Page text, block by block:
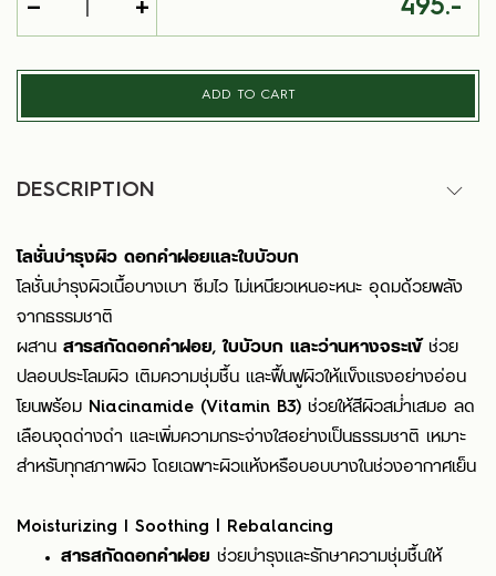
+ 495.-
ADD TO CART
DESCRIPTION
โลชั่นบำรุงผิว ดอกคำฝอยและใบบัวบก
โลชั่นบำรุงผิวเนื้อบางเบา ซึมไว ไม่เหนียวเหนอะหนะ อุดมด้วยพลัง
จากธรรมชาติ
ผสาน สารสกัดดอกคำฝอย, ใบบัวบก และว่านหางจระเข้ ช่วย
ปลอบประโลมผิว เติมความชุ่มชื้น และฟื้นฟูผิวให้แข็งแรงอย่างอ่อน
โยนพร้อม Niacinamide (Vitamin B3) ช่วยให้สีผิวสม่ำเสมอ ลด
เลือนจุดด่างดำ และเพิ่มความกระจ่างใสอย่างเป็นธรรมชาติ เหมาะ
สำหรับทุกสภาพผิว โดยเฉพาะผิวแห้งหรือบอบบางในช่วงอากาศเย็น
Moisturizing I Soothing | Rebalancing
สารสกัดดอกคำฝอย ช่วยบำรุงและรักษาความชุ่มชื้นให้